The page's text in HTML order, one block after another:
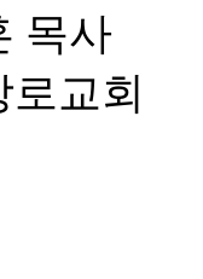
목사
로교회